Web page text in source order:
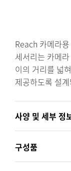
Reach 카메라
세서리는 카메
이의 거리를 넓
제공하도록 설
사양 및 세부 정
구성품